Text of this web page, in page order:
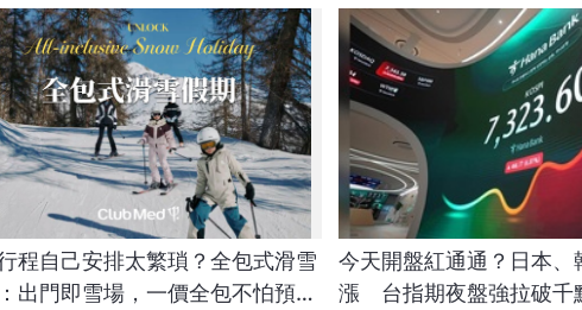
程自己安排太繁瑣？全包式滑雪
出門即雪場，一價全包不怕預算
今天開盤紅通通？日本、
漲 台指期夜盤強拉破千